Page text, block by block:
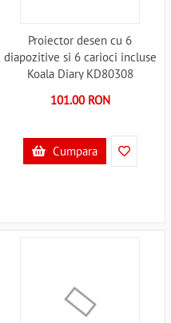
Proiector desen cu 6
diapozitive si 6 carioci incluse
Koala Diary KD80308
101.00 RON
Cumpara